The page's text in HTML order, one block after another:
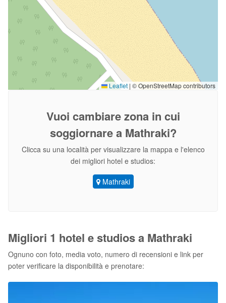
Leaflet | © OpenStreetMap contributors
Vuoi cambiare zonain cui
soggiornare a Mathraki?
Clicca su una località per visualizzare la mappa e l'elenco
dei migliori hotel e studios:
Mathraki
Migliori 1 hotel e studios a Mathraki
Ognuno con foto, media voto, numero di recensioni e link per
poter verificare la disponibilità e prenotare: